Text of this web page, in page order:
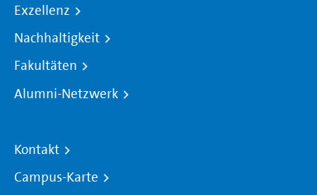
Exzellenz
Nachhaltigkeit
Fakultäten
Alumni-Netzwerk
Kontakt
Campus-Karte